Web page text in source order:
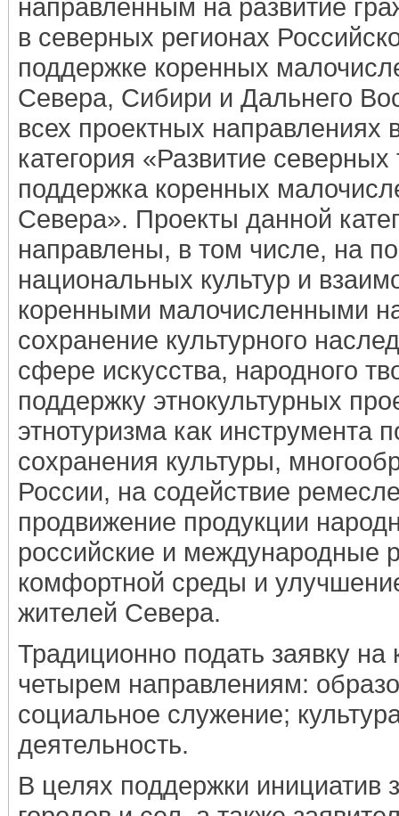
направленным на развитие
в северных регионах
поддержке коренных
Севера, Сибири и Дальнего
всех проектных направлениях
категория «Развитие
поддержка коренных
Севера». Проекты данной
направлены, в том числе, на
национальных культур и
коренными малочисленными
сохранение культурного
сфере искусства, народного
поддержку этнокультурных
этнотуризма как инструмента
сохранения культуры,
России, на содействие
продвижение продукции
российские и международные
комфортной среды и
жителей Севера.
Традиционно подать заявку
четырем направлениям:
социальное служение;
деятельность.
В целях поддержки инициатив